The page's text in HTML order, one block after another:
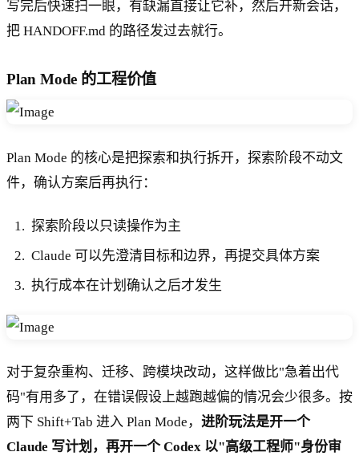
写完后快速扫一眼，有缺漏直接让它补，然后开新会话，
把 HANDOFF.md 的路径发过去就行。
Plan Mode 的工程价值
Plan Mode 的核心是把探索和执行拆开，探索阶段不动文
件，确认方案后再执行：
探索阶段以只读操作为主
Claude 可以先澄清目标和边界，再提交具体方案
执行成本在计划确认之后才发生
对于复杂重构、迁移、跨模块改动，这样做比"急着出代
码"有用多了，在错误假设上越跑越偏的情况会少很多。按
两下 Shift+Tab 进入 Plan Mode， 进阶玩法是开一个
Claude 写计划，再开一个 Codex 以"高级工程师"身份审